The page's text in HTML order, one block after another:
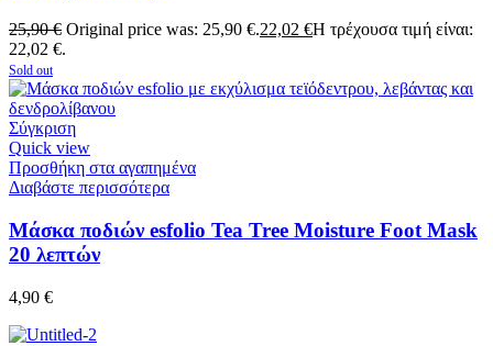
25,90€ Original price was: 25,90 €.22,02 €Η τρέχουσα τιμή είναι:
22,02 €.
Sold out
Σύγκριση
Quick view
Προσθήκη στα αγαπημένα
Διαβάστε περισσότερα
Μάσκα ποδιών esfolio Tea Tree Moisture Foot Mask
20 λεπτών
4,90 €